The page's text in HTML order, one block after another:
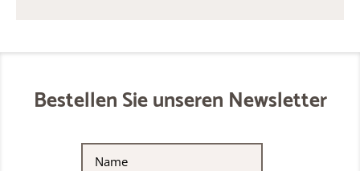
Bestellen Sie unseren Newsletter